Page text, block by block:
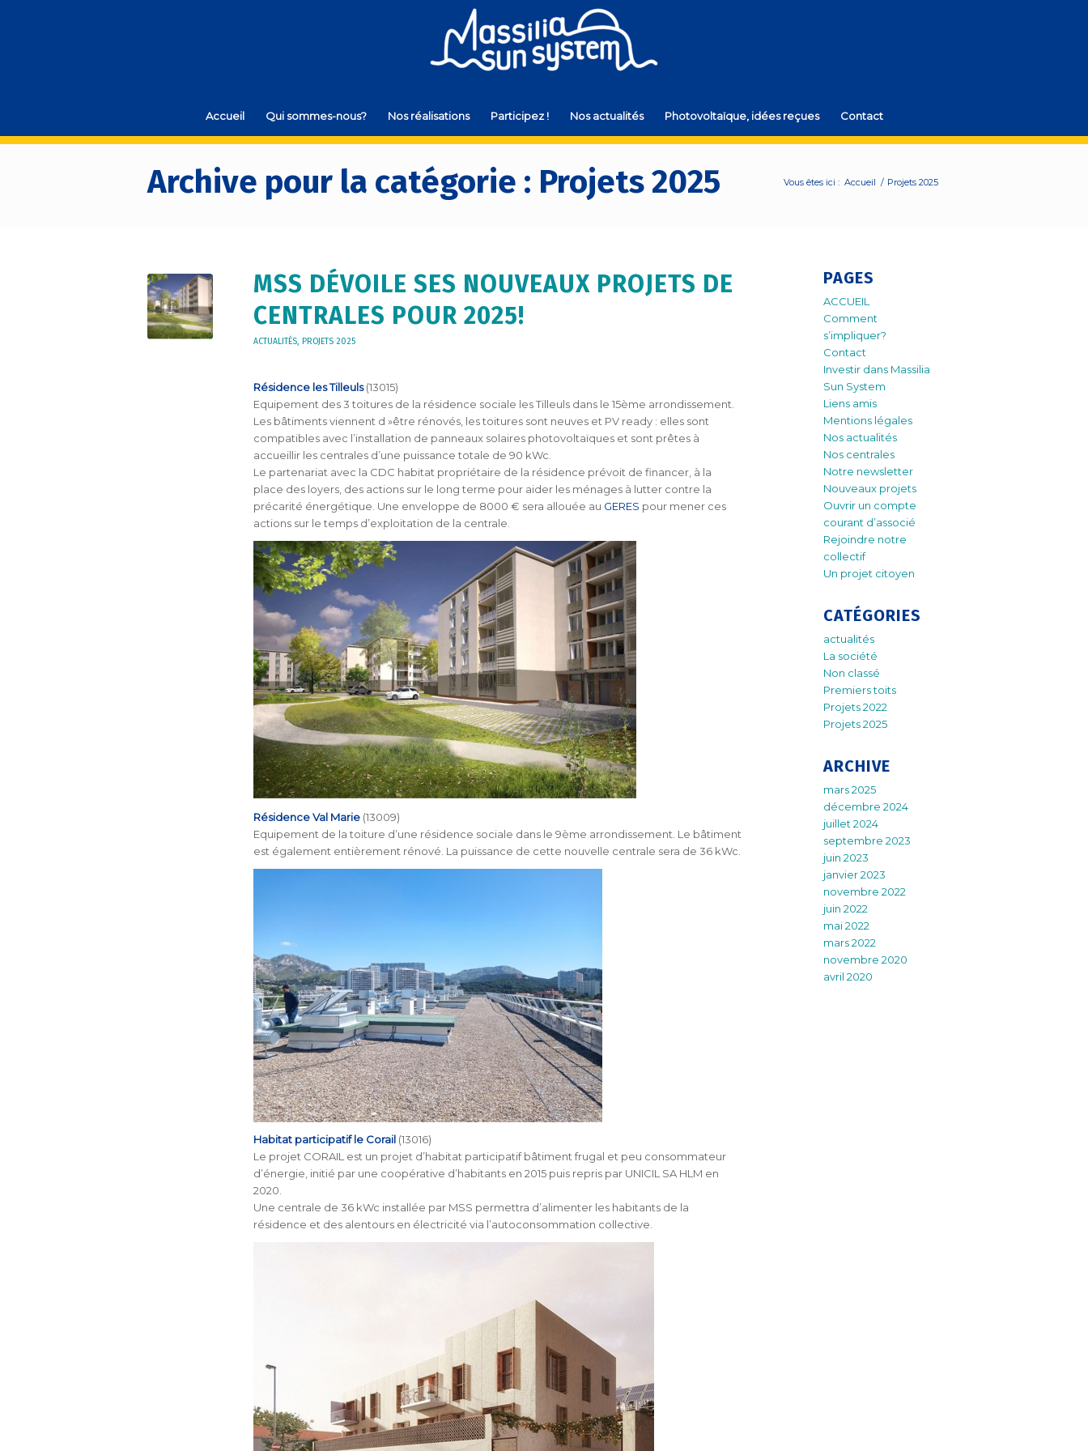
Accueil Qui sommes-nous? Nos réalisations Participez ! Nos actualités Photovoltaïque, idées reçues Contact
Archive pour la catégorie : Projets 2025 Vous êtes ici : Accueil / Projets 2025
MSS DÉVOILE SES NOUVEAUX PROJETS DE
CENTRALES POUR 2025!
ACTUALITÉS, PROJETS 2025
Résidence les Tilleuls(13015)
Equipement des 3 toitures de la résidence sociale les Tilleuls dans le 15ème arrondissement.
Les bâtiments viennent d »être rénovés, les toitures sont neuves et PV ready : elles sont
compatibles avec l’installation de panneaux solaires photovoltaïques et sont prêtes à
accueillir les centrales d’une puissance totale de 90 kWc.
Le partenariat avec la CDC habitat propriétaire de la résidence prévoit de financer, à la
place des loyers, des actions sur le long terme pour aider les ménages à lutter contre la
précarité énergétique. Une enveloppe de 8000 € sera allouée au GERES pour mener ces
actions sur le temps d’exploitation de la centrale.
Résidence Val Marie (13009)
Equipement de la toiture d’une résidence sociale dans le 9ème arrondissement. Le bâtiment
est également entièrement rénové. La puissance de cette nouvelle centrale sera de 36 kWc.
Habitat participatif le Corail (13016)
Le projet CORAIL est un projet d’habitat participatif bâtiment frugal et peu consommateur
d’énergie, initié par une coopérative d’habitants en 2015 puis repris par UNICIL SA HLM en
2020.
Une centrale de 36 kWc installée par MSS permettra d’alimenter les habitants de la
résidence et des alentours en électricité via l’autoconsommation collective.
PAGES
ACCUEIL
Comment
s’impliquer?
Contact
Investir dans Massilia
Sun System
Liens amis
Mentions légales
Nos actualités
Nos centrales
Notre newsletter
Nouveaux projets
Ouvrir un compte
courant d’associé
Rejoindre notre
collectif
Un projet citoyen
CATÉGORIES
actualités
La société
Non classé
Premiers toits
Projets 2022
Projets 2025
ARCHIVE
mars 2025
décembre 2024
juillet 2024
septembre 2023
juin 2023
janvier 2023
novembre 2022
juin 2022
mai 2022
mars 2022
novembre 2020
avril 2020